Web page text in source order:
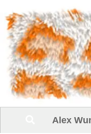
Unter dem Inhalt
Alex